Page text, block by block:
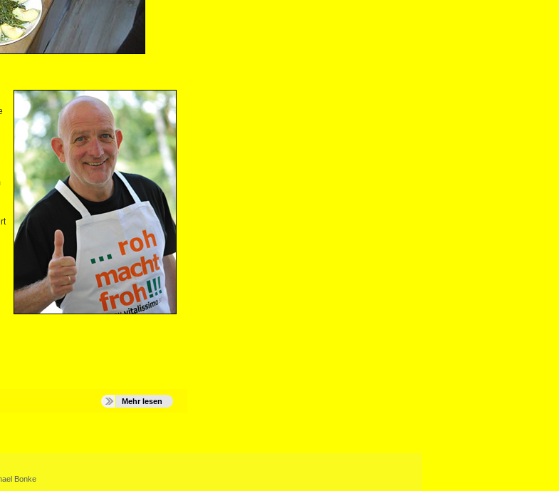
Mehr lesen
Bonke